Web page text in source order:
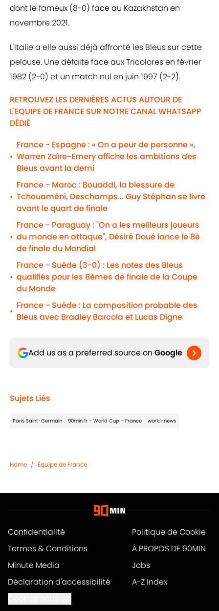
dont le fameux (8-0) face au Kazakhstan en
novembre 2021.
L'Italie a elle aussi déjà affronté les Bleus sur cette
pelouse. Une défaite face aux Tricolores en février
1982 (2-0) et un match nul en juin 1997 (2-2).
RETROUVEZ LES DERNIÈRES ACTUS AUTOUR DE
L'EQUIPE DE FRANCE SUR NOTRE CANAL WHATSAPP
DÉDIÉ
•
France - Espagne : « On a peur de personne »,
Warren Zaïre-Emery affiche les ambitions des
Bleus avant la demi
•
France - Maroc : Bouaddi, la blessure de
Tchouaméni, Deschamps... Guy Stéphan se livre
avant le quart de finale
•
France - Paraguay : "On a les meilleurs joueurs
du monde en attaque", Désiré Doué lance le 8è
de finale du Mondial
•
France - Suède (3-0) : Les notes des Bleus
qualifiés pour les 8èmes de finale de la Coupe
du Monde
•
France - Suède : La composition probable des
Bleus avec Bradley Barcola et Lucas Digne
Add us as a preferred source on Google
Sujets Liés
Paris Saint-Germain 90min fr - World Cup - France world-news
Home / Équipe de France
Confidentialité
Politique de Cookie
Termes & Conditions
À PROPOS DE 90MIN
Minute Media
Jobs
Déclaration d'accessibilité
A-Z Index